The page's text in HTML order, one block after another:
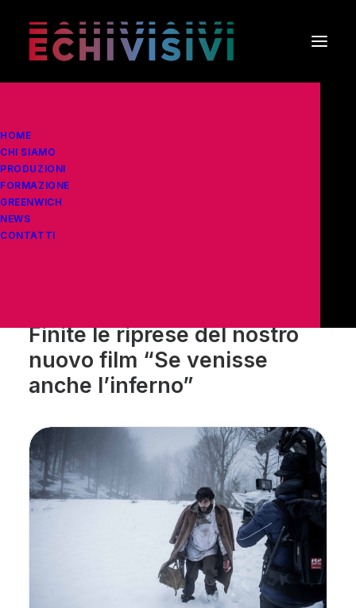
HOME
CHI SIAMO
PRODUZIONI
FORMAZIONE
GREENWICH
NEWS
CONTATTI
⇠
Finite le riprese del nostro nuovo film “Se venisse
Finite le riprese del nostro
nuovo film “Se venisse
anche l’inferno”